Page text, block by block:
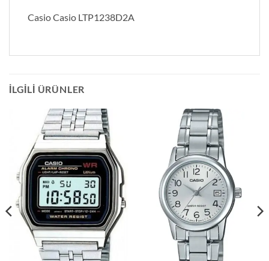
Casio Casio LTP1238D2A
İLGILI ÜRÜNLER